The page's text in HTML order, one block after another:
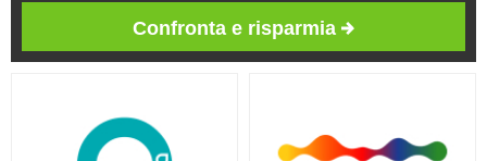
Confronta e risparmia